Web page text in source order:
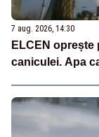
7 aug. 2026, 14:30
ELCEN oprește
caniculei. Apa